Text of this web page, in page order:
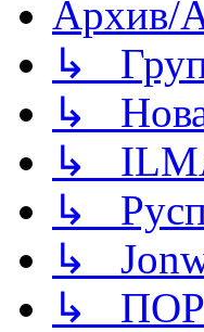
Архив/
↳
↳
↳
↳
↳
↳